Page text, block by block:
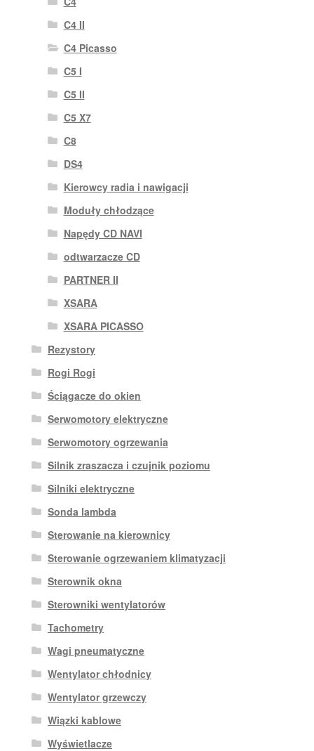
C4 II
C4 Picasso
C5 I
C5 II
C5 X7
C8
DS4
Kierowcy radia i nawigacji
Moduły chłodzące
Napędy CD NAVI
odtwarzacze CD
PARTNER II
XSARA
XSARA PICASSO
Rezystory
Rogi Rogi
Ściągacze do okien
Serwomotory elektryczne
Serwomotory ogrzewania
Silnik zraszacza i czujnik poziomu
Silniki elektryczne
Sonda lambda
Sterowanie na kierownicy
Sterowanie ogrzewaniem klimatyzacji
Sterownik okna
Sterowniki wentylatorów
Tachometry
Wagi pneumatyczne
Wentylator chłodnicy
Wentylator grzewczy
Wiązki kablowe
Wyświetlacze